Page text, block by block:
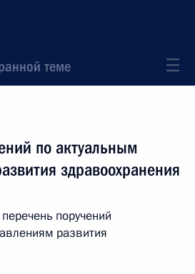
теме
по актуальным
здравоохранения
поручений
развития